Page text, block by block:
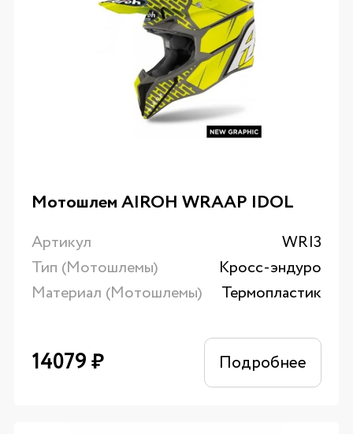
Мотошлем AIROH WRAAP IDOL
Артикул
WRI3
Тип (Мотошлемы)
Кросс-эндуро
Материал (Мотошлемы)
Термопластик
14079₽ Подробнее